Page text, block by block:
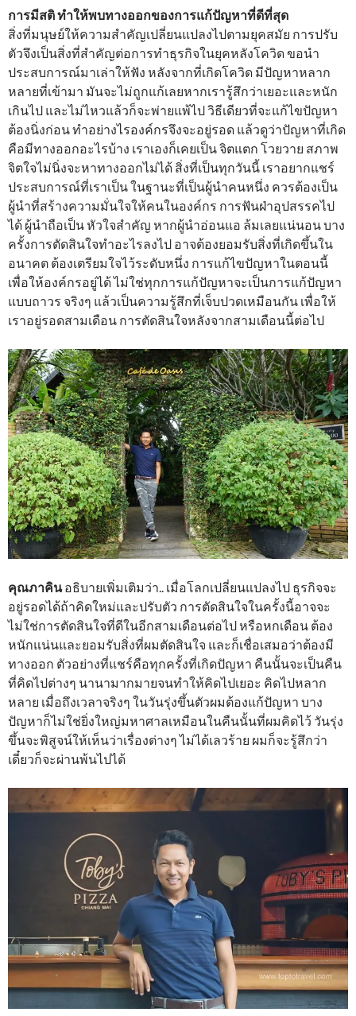
การมีสติ ทำให้พบทางออกของการแก้ปัญหาที่ดีที่สุด
สิ่งที่มนุษย์ให้ความสำคัญเปลี่ยนแปลงไปตามยุคสมัย การปรับ
ตัวจึงเป็นสิ่งที่สำคัญต่อการทำธุรกิจในยุคหลังโควิด ขอนำ
ประสบการณ์มาเล่าให้ฟัง หลังจากที่เกิดโควิด มีปัญหาหลาก
หลายที่เข้ามา มันจะไม่ถูกแก้เลยหากเรารู้สึกว่าเยอะและหนัก
เกินไป และไม่ไหวแล้วก็จะพ่ายแพ้ไป วิธีเดียวที่จะแก้ไขปัญหา
ต้องนิ่งก่อน ทำอย่างไรองค์กรจึงจะอยู่รอด แล้วดูว่าปัญหาที่เกิด
คือมีทางออกอะไรบ้าง เราเองก็เคยเป็น จิตแตก โวยวาย สภาพ
จิตใจไม่นิ่งจะหาทางออกไม่ได้ สิ่งที่เป็นทุกวันนี้ เราอยากแชร์
ประสบการณ์ที่เราเป็น ในฐานะที่เป็นผู้นำคนหนึ่ง ควรต้องเป็น
ผู้นำที่สร้างความมั่นใจให้คนในองค์กร การฟันฝ่าอุปสรรคไป
ได้ ผู้นำถือเป็น หัวใจสำคัญ หากผู้นำอ่อนแอ ล้มเลยแน่นอน บาง
ครั้งการตัดสินใจทำอะไรลงไป อาจต้องยอมรับสิ่งที่เกิดขึ้นใน
อนาคต ต้องเตรียมใจไว้ระดับหนึ่ง การแก้ไขปัญหาในตอนนี้
เพื่อให้องค์กรอยู่ได้ ไม่ใช่ทุกการแก้ปัญหาจะเป็นการแก้ปัญหา
แบบถาวร จริงๆ แล้วเป็นความรู้สึกที่เจ็บปวดเหมือนกัน เพื่อให้
เราอยู่รอดสามเดือน การตัดสินใจหลังจากสามเดือนนี้ต่อไป
คุณภาคินอธิบายเพิ่มเติมว่า.. เมื่อโลกเปลี่ยนแปลงไป ธุรกิจจะ
อยู่รอดได้ถ้าคิดใหม่และปรับตัว การตัดสินใจในครั้งนี้อาจจะ
ไม่ใช่การตัดสินใจที่ดีในอีกสามเดือนต่อไป หรือหกเดือน ต้อง
หนักแน่นและยอมรับสิ่งที่ผมตัดสินใจ และก็เชื่อเสมอว่าต้องมี
ทางออก ตัวอย่างที่แชร์คือทุกครั้งที่เกิดปัญหา คืนนั้นจะเป็นคืน
ที่คิดไปต่างๆ นานามากมายจนทำให้คิดไปเยอะ คิดไปหลาก
หลาย เมื่อถึงเวลาจริงๆ ในวันรุ่งขึ้นตัวผมต้องแก้ปัญหา บาง
ปัญหาก็ไม่ใช่ยิ่งใหญ่มหาศาลเหมือนในคืนนั้นที่ผมคิดไว้ วันรุ่ง
ขึ้นจะพิสูจน์ให้เห็นว่าเรื่องต่างๆ ไม่ได้เลวร้าย ผมก็จะรู้สึกว่า
เดี๋ยวก็จะผ่านพ้นไปได้